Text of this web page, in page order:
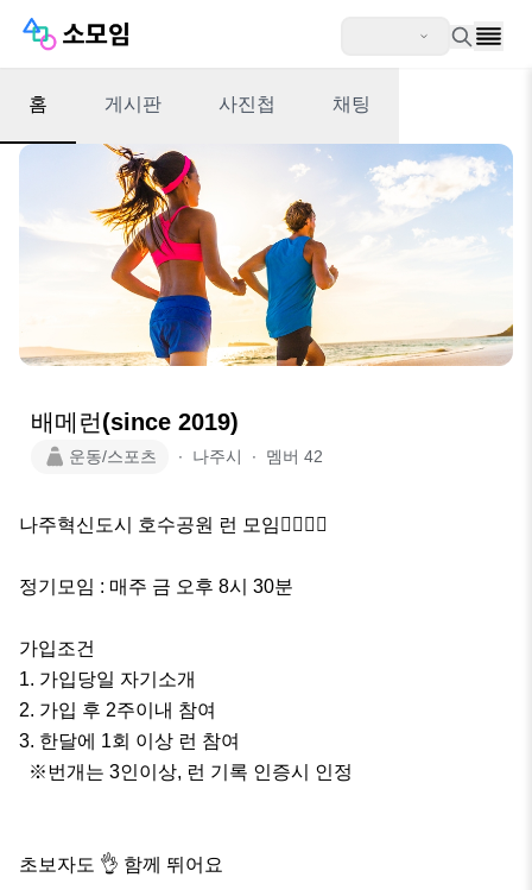
홈 게시판 사진첩 채팅
배메런(since 2019)
운동/스포츠 ∙ 나주시 ∙ 멤버 42
나주혁신도시 호수공원 런 모임🏃‍♀️🏃‍♂️
정기모임 : 매주 금 오후 8시 30분
가입조건
1. 가입당일 자기소개
2. 가입 후 2주이내 참여
3. 한달에 1회 이상 런 참여
초보자도 👌 함께 뛰어요